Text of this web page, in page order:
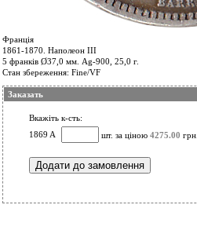
Франція
1861-1870. Наполеон ІІІ
5 франків Ø37,0 мм. Ag-900, 25,0 г.
Стан збереження: Fine/VF
Заказать
Вкажіть к-сть:
1869 A
шт. за ціною 4275.00 грн.